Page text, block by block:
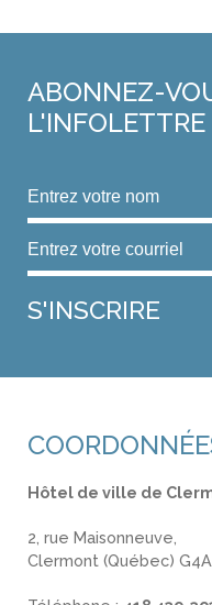
ABONNEZ-
L'INFOLETTRE
Hôtel de ville de
2, rue Maisonneuve,
Clermont (Québec) G4A